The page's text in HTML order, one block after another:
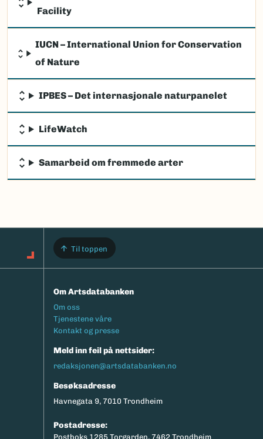
Facility
IUCN – International Union for Conservation
of Nature
IPBES – Det internasjonale naturpanelet
LifeWatch
Samarbeid om fremmede arter
Til toppen
Om Artsdatabanken
Footermeny
Om oss
Tjenestene våre
Kontakt og presse
Meld inn feil på nettsider:
redaksjonen@artsdatabanken.no
Besøksadresse
Havnegata 9, 7010 Trondheim
Postadresse:
Postboks 1285 Torgarden, 7462 Trondheim